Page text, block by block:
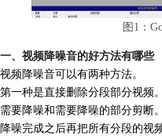
图1：
一、视频降噪音的好方法有哪些
视频降噪音可以有两种方法。
第一种是直接删除分段部分视频
需要降噪和需要降噪的部分剪断
降噪完成之后再把所有分段的视